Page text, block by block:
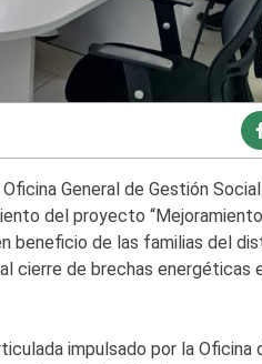
General de Gestión Social
del proyecto
beneficio de las familias del
cierre de brechas energéticas
impulsado por la Oficina